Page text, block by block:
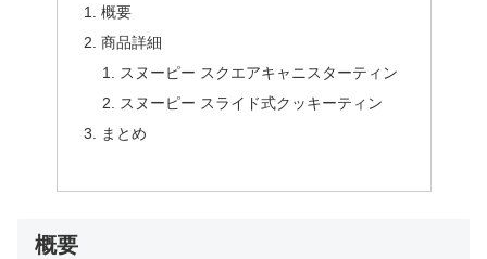
概要
商品詳細
スヌーピー スクエアキャニスターティン
スヌーピー スライド式クッキーティン
まとめ
概要